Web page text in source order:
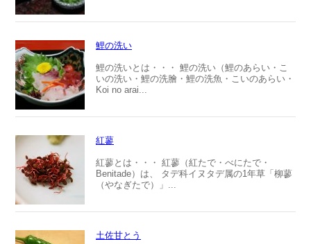
鯉の洗い
鯉の洗いとは・・・ 鯉の洗い（鯉のあらい・こ
いの洗い・鯉の洗膾・鯉の洗魚・こいのあらい・
Koi no arai...
紅蓼
紅蓼とは・・・ 紅蓼（紅たで・べにたで・
Benitade）は、 タデ科イヌタデ属の1年草「柳蓼
（やなぎたで）」...
土佐甘とう